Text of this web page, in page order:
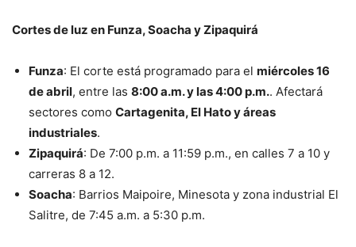
Cortes de luz en Funza, Soacha y Zipaquirá
Funza: El corte está programado para el miércoles 16
de abril, entre las 8:00 a.m. y las 4:00 p.m.. Afectará
sectores como Cartagenita, El Hato y áreas
industriales.
Zipaquirá: De 7:00 p.m. a 11:59 p.m., en calles 7 a 10 y
carreras 8 a 12.
Soacha: Barrios Maipoire, Minesota y zona industrial El
Salitre, de 7:45 a.m. a 5:30 p.m.